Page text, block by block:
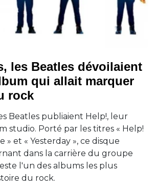
les Beatles dévoilaient
qui allait marquer
rock
Beatles publiaient Help!, leur
studio. Porté par les titres « Help!
» et « Yesterday », ce disque
dans la carrière du groupe
l'un des albums les plus
du rock.